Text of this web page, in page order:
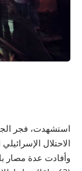
استشهدت، فجر
الاحتلال
وأفادت عدة مصار